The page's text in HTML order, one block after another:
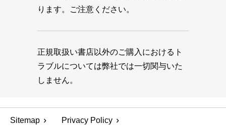
ります。ご注意ください。
正規取扱い書店以外のご購入におけるト
ラブルについては弊社では一切関与いた
しません。
Sitemap Privacy Policy